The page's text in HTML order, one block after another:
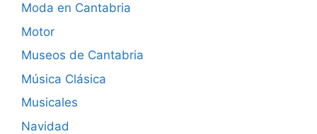
Moda en Cantabria
Motor
Museos de Cantabria
Música Clásica
Musicales
Navidad